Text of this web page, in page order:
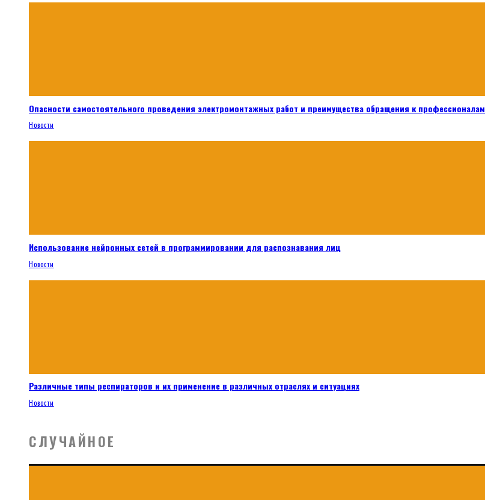
Опасности самостоятельного проведения электромонтажных работ и преимущества обращения к профессионалам
Новости
Использование нейронных сетей в программировании для распознавания лиц
Новости
Различные типы респираторов и их применение в различных отраслях и ситуациях
Новости
СЛУЧАЙНОЕ